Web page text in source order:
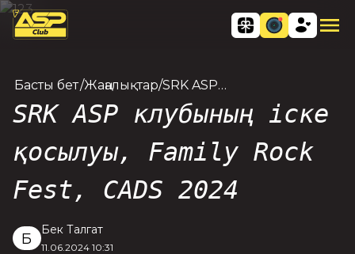
Басты бет/Жаңалықтар/SRK ASP
клубының
іске
қосылуы,
Family Rock
Fest, CADS
2024
SRK ASP клубының іске
қосылуы, Family Rock
Fest, CADS 2024
Б
Бек Талгат
11.06.2024 10:31